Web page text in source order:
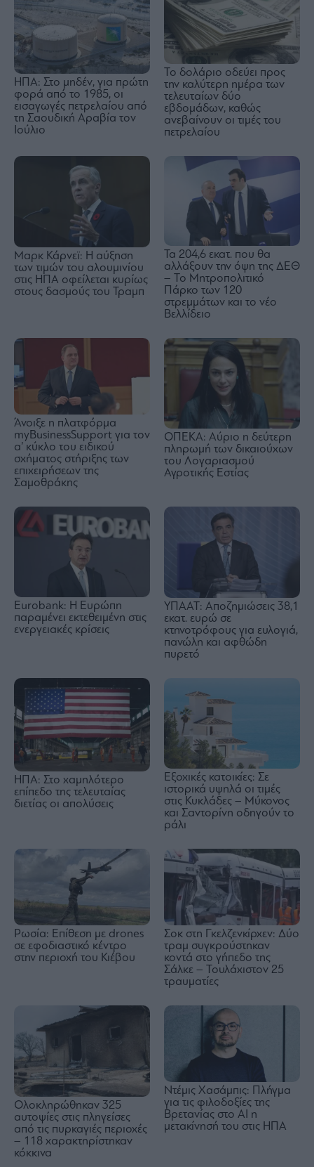
ΗΠΑ: Στο μηδέν, για πρώτη
φορά από το 1985, οι
εισαγωγές πετρελαίου από
τη Σαουδική Αραβία τον
Ιούλιο
Το δολάριο οδεύει προς
την καλύτερη ημέρα των
τελευταίων δύο
εβδομάδων, καθώς
ανεβαίνουν οι τιμές του
πετρελαίου
Μαρκ Κάρνεϊ: Η αύξηση
των τιμών του αλουμινίου
στις ΗΠΑ οφείλεται κυρίως
στους δασμούς του Τραμπ
Τα 204,6 εκατ. που θα
αλλάξουν την όψη της ΔΕΘ
– Το Μητροπολιτικό
Πάρκο των 120
στρεμμάτων και το νέο
Βελλίδειο
Άνοιξε η πλατφόρμα
myBusinessSupport για τον
α’ κύκλο του ειδικού
σχήματος στήριξης των
επιχειρήσεων της
Σαμοθράκης
ΟΠΕΚΑ: Αύριο η δεύτερη
πληρωμή των δικαιούχων
του Λογαριασμού
Αγροτικής Εστίας
Eurobank: Η Ευρώπη
παραμένει εκτεθειμένη στις
ενεργειακές κρίσεις
ΥΠΑΑΤ: Αποζημιώσεις 38,1
εκατ. ευρώ σε
κτηνοτρόφους για ευλογιά,
πανώλη και αφθώδη
πυρετό
ΗΠΑ: Στο χαμηλότερο
επίπεδο της τελευταίας
διετίας οι απολύσεις
Εξοχικές κατοικίες: Σε
ιστορικά υψηλά οι τιμές
στις Κυκλάδες – Μύκονος
και Σαντορίνη οδηγούν το
ράλι
Ρωσία: Επίθεση με drones
σε εφοδιαστικό κέντρο
στην περιοχή του Κιέβου
Σοκ στη Γκελζενκίρχεν: Δύο
τραμ συγκρούστηκαν
κοντά στο γήπεδο της
Σάλκε – Τουλάχιστον 25
τραυματίες
Ολοκληρώθηκαν 325
αυτοψίες στις πληγείσες
από τις πυρκαγιές περιοχές
– 118 χαρακτηρίστηκαν
κόκκινα
Ντέμις Χασάμπις: Πλήγμα
για τις φιλοδοξίες της
Βρετανίας στο AI η
μετακίνησή του στις ΗΠΑ